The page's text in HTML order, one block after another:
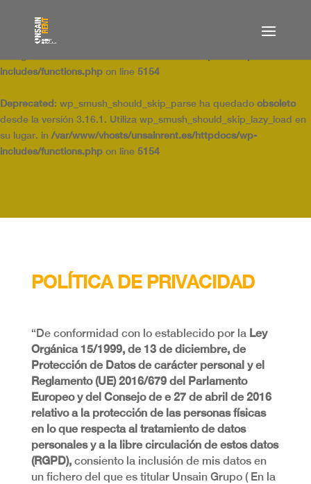
Deprecated
desde la versión 3.16.1. Utiliza wp_smush_should_skip_lazy_load en
includes/functions.php on line 5154
Deprecated: wp_smush_should_skip_parse ha quedado obsoleto
desde la versión 3.16.1. Utiliza wp_smush_should_skip_lazy_load en
su lugar. in /var/www/vhosts/unsainrent.es/httpdocs/wp-
includes/functions.php on line 5154
POLÍTICA DE PRIVACIDAD
“De conformidad con lo establecido por la Ley
Orgánica 15/1999, de 13 de diciembre, de
Protección de Datos de carácter personal y el
Reglamento (UE) 2016/679 del Parlamento
Europeo y del Consejo de e 27 de abril de 2016
relativo a la protección de las personas físicas
en lo que respecta al tratamiento de datos
personales y a la libre circulación de estos datos
(RGPD),consiento la inclusión de mis datos en
un fichero del que es titular Unsain Grupo ( En la